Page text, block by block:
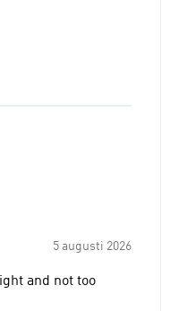
5 augusti 2026
and not too